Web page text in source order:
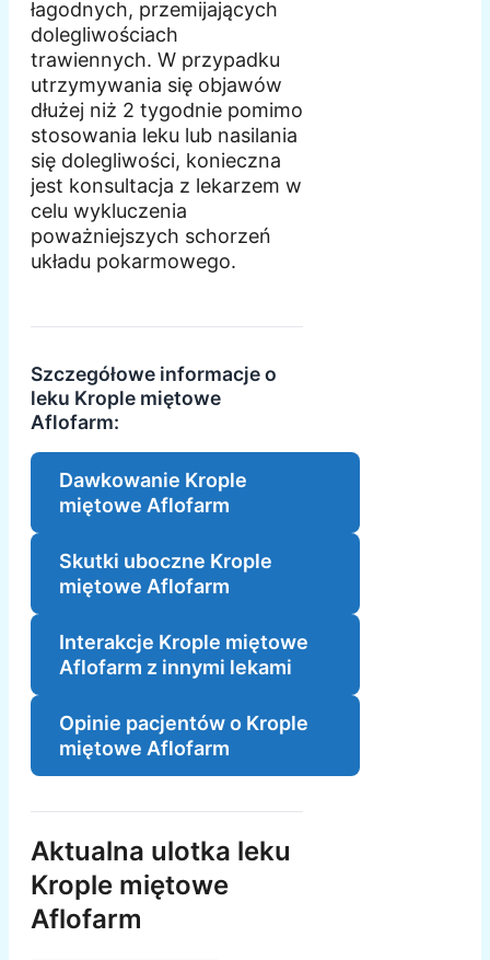
łagodnych, przemijających
dolegliwościach
trawiennych. W przypadku
utrzymywania się objawów
dłużej niż 2 tygodnie pomimo
stosowania leku lub nasilania
się dolegliwości, konieczna
jest konsultacja z lekarzem w
celu wykluczenia
poważniejszych schorzeń
układu pokarmowego.
Szczegółowe informacje o
leku Krople miętowe
Aflofarm:
Dawkowanie Krople
miętowe Aflofarm
Skutki uboczne Krople
miętowe Aflofarm
Interakcje Krople miętowe
Aflofarm z innymi lekami
Opinie pacjentów o Krople
miętowe Aflofarm
Aktualna ulotka leku
Krople miętowe
Aflofarm